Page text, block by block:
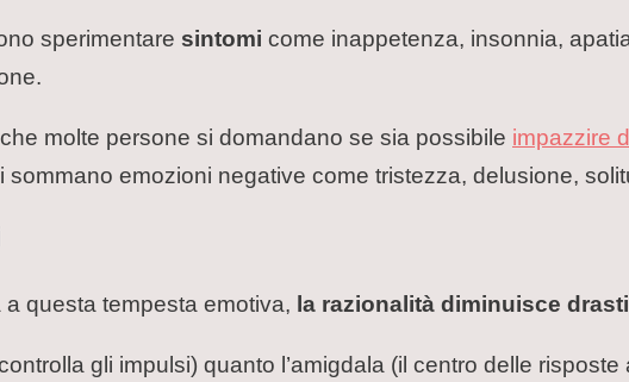
sperimentare sintomi come inappetenza, insonnia,
molte persone si domandano se sia possibile impazzire
sommano emozioni negative come tristezza, delusione,
questa tempesta emotiva, la razionalità diminuisce
gli impulsi) quanto l’amigdala (il centro delle risposte